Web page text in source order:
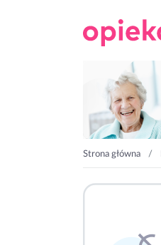
Strona główna